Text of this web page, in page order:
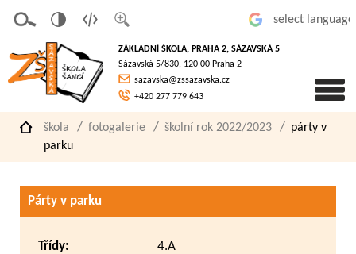
písmo
á
verze
pro
slaboz
raké
ZÁKLADNÍ ŠKOLA, PRAHA 2, SÁZAVSKÁ 5
Sázavská 5/830, 120 00 Praha 2
sazavska@zssazavska.cz
+420 277 779 643
škola fotogalerie školní rok 2022/2023
párty v
parku
Párty v parku
Třídy: 4.A